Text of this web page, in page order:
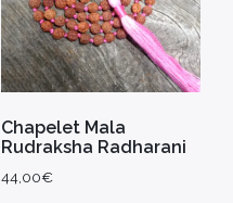
Chapelet Mala
Rudraksha Radharani
44,00€